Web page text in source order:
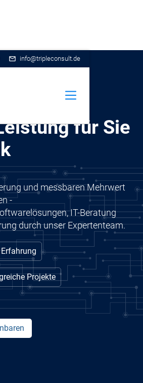
info@tripleconsult.de
für Sie
und messbaren Mehrwert
-
IT-Beratung
durch unser Expertenteam.
Projekte